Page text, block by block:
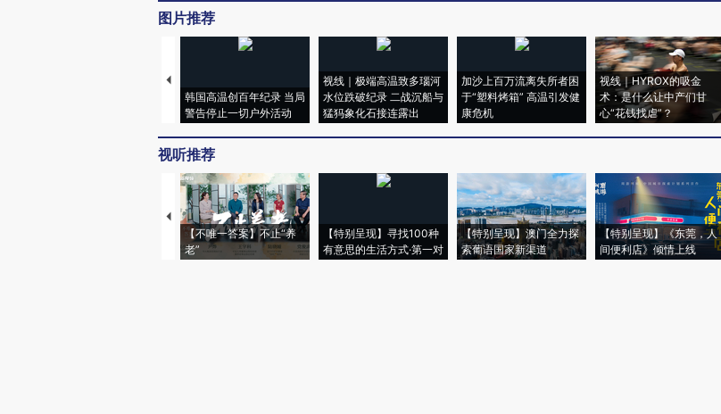
图片推荐
韩国高温创百年纪录 当局
警告停止一切户外活动
视线｜极端高温致多瑙河
水位跌破纪录 二战沉船与
猛犸象化石接连露出
加沙上百万流离失所者困
于“塑料烤箱” 高温引发健
康危机
视线｜HYROX的吸金
术：是什么让中产们甘
心“花钱找虐”？
视听推荐
【不唯一答案】不止“养
老”
【特别呈现】寻找100种
有意思的生活方式·第一对
【特别呈现】澳门全力探
索葡语国家新渠道
【特别呈现】《东莞，人
间便利店》倾情上线